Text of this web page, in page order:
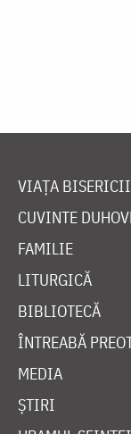
VIAȚA BISERICII
CUVINTE
FAMILIE
LITURGICĂ
BIBLIOTECĂ
ÎNTREABĂ
MEDIA
ȘTIRI